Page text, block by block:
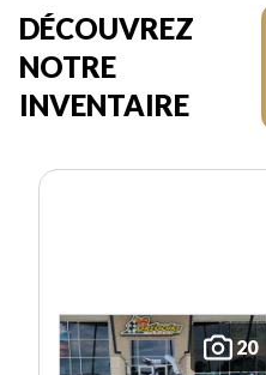
DÉCOUVREZ
NOTRE
INVENTAIRE
20